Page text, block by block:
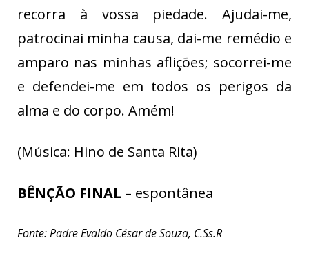
recorra à vossa piedade. Ajudai-me,
patrocinai minha causa, dai-me remédio e
amparo nas minhas aflições; socorrei-me
e defendei-me em todos os perigos da
alma e do corpo. Amém!
(Música: Hino de Santa Rita)
BÊNÇÃO FINAL – espontânea
Fonte: Padre Evaldo César de Souza, C.Ss.R